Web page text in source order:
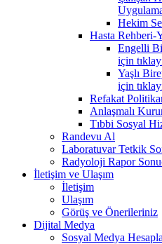
Hekim
Hasta Rehberi-
Engelli
için
Yaşlı
için
Refakat
Anlaşmalı
Tıbbi Sosyal
Randevu Al
Laboratuvar Tetkik
Radyoloji Rapor
İletişim ve Ulaşım
İletişim
Ulaşım
Görüş ve Önerileriniz
Dijital Medya
Sosyal Medya